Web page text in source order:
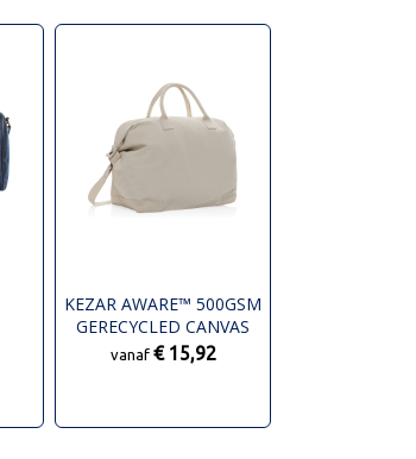
KEZAR AWARE™ 500GSM
GERECYCLED CANVAS
DELUXE WEEKENDTAS
vanaf € 15,92